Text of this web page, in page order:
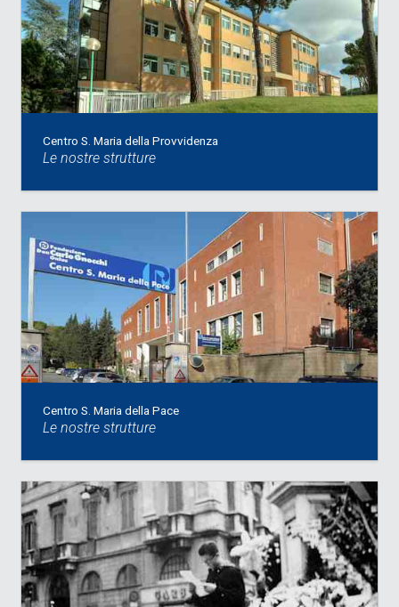
Centro S. Maria della Provvidenza
Le nostre strutture
Centro S. Maria della Pace
Le nostre strutture